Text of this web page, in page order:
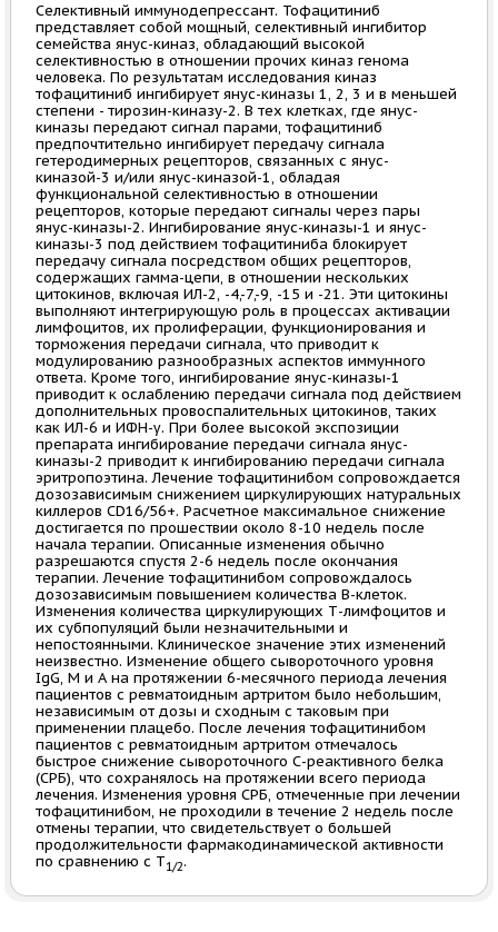
Селективный иммунодепрессант. Тофацитиниб
представляет собой мощный, селективный ингибитор
семейства янус-киназ, обладающий высокой
селективностью в отношении прочих киназ генома
человека. По результатам исследования киназ
тофацитиниб ингибирует янус-киназы 1, 2, 3 и в меньшей
степени - тирозин-киназу-2. В тех клетках, где янус-
киназы передают сигнал парами, тофацитиниб
предпочтительно ингибирует передачу сигнала
гетеродимерных рецепторов, связанных с янус-
киназой-3 и/или янус-киназой-1, обладая
функциональной селективностью в отношении
рецепторов, которые передают сигналы через пары
янус-киназы-2. Ингибирование янус-киназы-1 и янус-
киназы-3 под действием тофацитиниба блокирует
передачу сигнала посредством общих рецепторов,
содержащих гамма-цепи, в отношении нескольких
цитокинов, включая ИЛ-2, -4,-7,-9, -15 и -21. Эти цитокины
выполняют интегрирующую роль в процессах активации
лимфоцитов, их пролиферации, функционирования и
торможения передачи сигнала, что приводит к
модулированию разнообразных аспектов иммунного
ответа. Кроме того, ингибирование янус-киназы-1
приводит к ослаблению передачи сигнала под действием
дополнительных провоспалительных цитокинов, таких
как ИЛ-6 и ИФН-γ. При более высокой экспозиции
препарата ингибирование передачи сигнала янус-
киназы-2 приводит к ингибированию передачи сигнала
эритропоэтина. Лечение тофацитинибом сопровождается
дозозависимым снижением циркулирующих натуральных
киллеров CD16/56+. Расчетное максимальное снижение
достигается по прошествии около 8-10 недель после
начала терапии. Описанные изменения обычно
разрешаются спустя 2-6 недель после окончания
терапии. Лечение тофацитинибом сопровождалось
дозозависимым повышением количества В-клеток.
Изменения количества циркулирующих Т-лимфоцитов и
их субпопуляций были незначительными и
непостоянными. Клиническое значение этих изменений
неизвестно. Изменение общего сывороточного уровня
IgG, М и А на протяжении 6-месячного периода лечения
пациентов с ревматоидным артритом было небольшим,
независимым от дозы и сходным с таковым при
применении плацебо. После лечения тофацитинибом
пациентов с ревматоидным артритом отмечалось
быстрое снижение сывороточного С-реактивного белка
(СРБ), что сохранялось на протяжении всего периода
лечения. Изменения уровня СРБ, отмеченные при лечении
тофацитинибом, не проходили в течение 2 недель после
отмены терапии, что свидетельствует о большей
продолжительности фармакодинамической активности
по сравнению с T1/2.